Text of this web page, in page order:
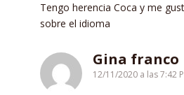
Tengo herencia Coca y me
sobre el idioma
Gina franco
12/11/2020 a las 7:42